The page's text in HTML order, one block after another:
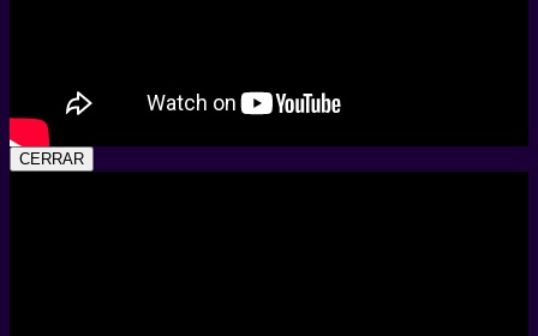
CERRAR